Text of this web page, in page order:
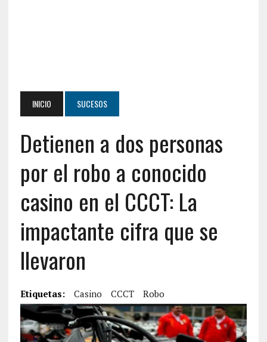
INICIO SUCESOS
Detienen a dos personas
por el robo a conocido
casino en el CCCT: La
impactante cifra que se
llevaron
Etiquetas: Casino CCCT Robo